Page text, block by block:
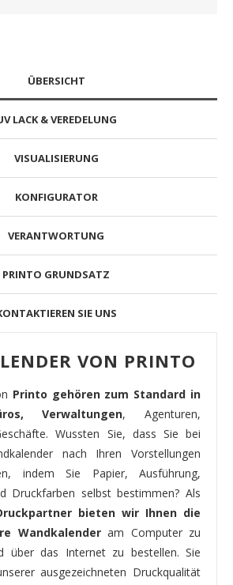
ÜBERSICHT
LACK & VEREDELUNG
VISUALISIERUNG
KONFIGURATOR
VERANTWORTUNG
PRINTO GRUNDSATZ
SIE UNS
VON PRINTO
Printo gehören zum Standard in
Verwaltungen, Agenturen,
Wussten Sie, dass Sie bei
nach Ihren Vorstellungen
indem Sie Papier, Ausführung,
Druckfarben selbst bestimmen? Als
bieten wir Ihnen die
Wandkalenderam Computer zu
über das Internet zu bestellen. Sie
ausgezeichneten Druckqualität